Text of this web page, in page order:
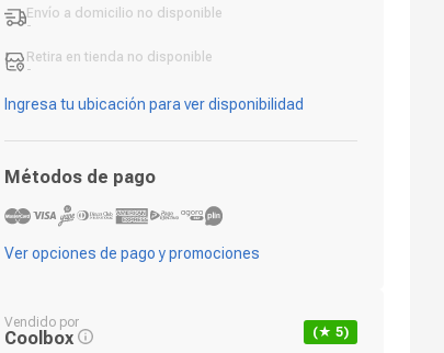
Envío a domicilio no disponible
-
Retira en tienda no disponible
-
Ingresa tu ubicación para ver disponibilidad
Métodos de pago
Ver opciones de pago y promociones
Vendido por
Coolbox (★ 5)